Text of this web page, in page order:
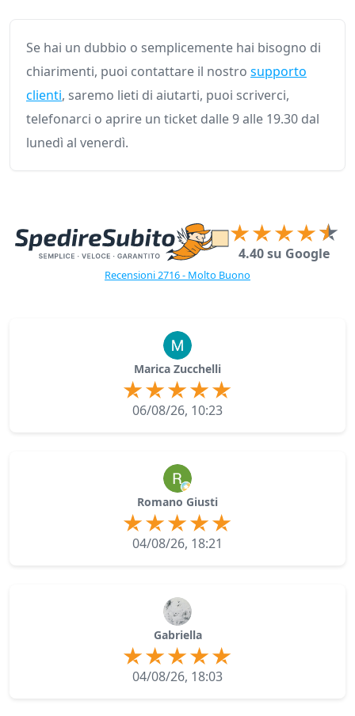
Se hai un dubbio o semplicemente hai bisogno di
chiarimenti, puoi contattare il nostro supporto
clienti, saremo lieti di aiutarti, puoi scriverci,
telefonarci o aprire un ticket dalle 9 alle 19.30 dal
lunedì al venerdì.
4.40 su Google
Recensioni 2716 - Molto Buono
Marica Zucchelli
06/08/26, 10:23
Romano Giusti
04/08/26, 18:21
Gabriella
04/08/26, 18:03